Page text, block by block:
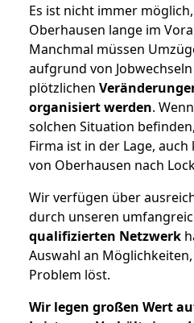
Es ist nicht immer
Oberhausen lange im
Manchmal müssen
aufgrund von
plötzlichen
organisiert werden.
solchen Situation
Firma ist in der Lage,
von Oberhausen nach
Wir verfügen über
durch unseren
qualifizierten Netzwerk
Auswahl an
Problem löst.
Wir legen großen Wert